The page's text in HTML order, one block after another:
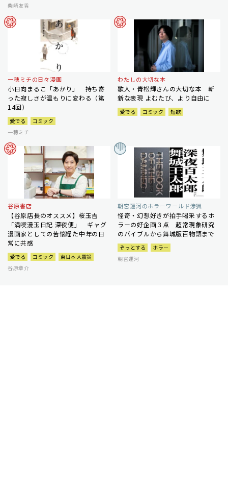
柴崎友香
一穂ミチの日々漫画
小日向まるこ「あかり」 持ち寄
った寂しさが温もりに変わる（第
14回）
愛でる
コミック
一穂ミチ
わたしの大切な本
歌人・青松輝さんの大切な本 斬
新な表現 よむたび、より自由に
愛でる コミック 短歌
谷原書店
【谷原店長のオススメ】桜玉吉
「満喫漫玉日記 深夜便」 ギャグ
漫画家としての苦悩経た中年の日
常に共感
愛でる コミック
東日本大震災
谷原章介
朝宮運河のホラーワールド渉猟
怪奇・幻想好きが拍手喝采するホ
ラーの好企画３点 超常現象研究
のバイブルから舞城版百物語まで
ぞっとする
ホラー
朝宮運河